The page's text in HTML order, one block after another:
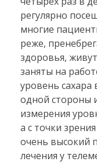
регулярно
многие
реже,
здоровья,
заняты на
уровень сахара
одной стороны
измерения
а с точки
очень высокий
лечения у